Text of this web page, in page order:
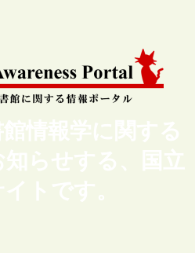
情報学に関する
らせする、国立
トです。